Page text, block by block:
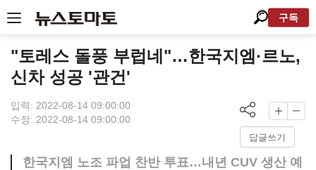
구독
"토레스 돌풍 부럽네"…한국지엠·르노,
신차 성공 '관건'
입력: 2022-08-14 09:00:00
수정: 2022-08-14 09:00:00
답글쓰기
한국지엠 노조 파업 찬반 투표…내년 CUV 생산 예